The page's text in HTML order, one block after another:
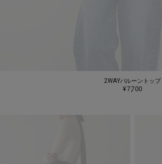
2WAYバルーントップ
¥ 7,700